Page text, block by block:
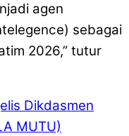
agen
sebagai
2026,” tutur
Dikdasmen
MUTU)